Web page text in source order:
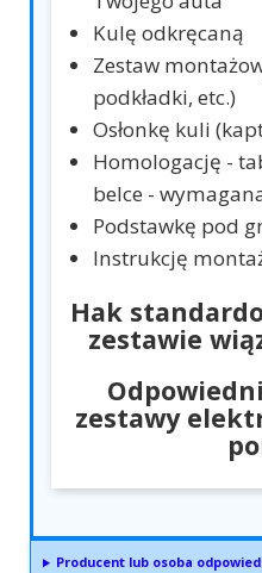
Kulę odkręcaną
Zestaw
podkładki, etc.)
Osłonkę kuli
Homologację -
belce -
Podstawkę pod
Instrukcję
Hak
zestawie
zestawy
Producent lub osoba